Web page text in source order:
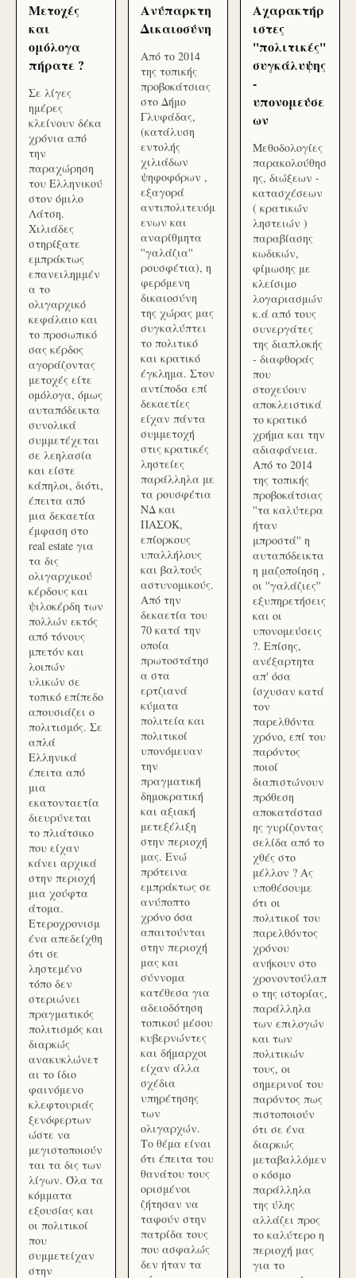
Μετοχές
και
ομόλογα
πήρατε ?
Σε λίγες
ημέρες
κλείνουν δέκα
χρόνια από
την
παραχώρηση
του Ελληνικού
στον όμιλο
Λάτση.
Χιλιάδες
στηρίξατε
εμπράκτως
επανειλημμέν
α το
ολιγαρχικό
κεφάλαιο και
το προσωπικό
σας κέρδος
αγοράζοντας
μετοχές είτε
ομόλογα, όμως
αυταπόδεικτα
συνολικά
συμμετέχεται
σε λεηλασία
και είστε
κάπηλοι, διότι,
έπειτα από
μια δεκαετία
έμφαση στο
real estate για
τα δις
ολιγαρχικού
κέρδους και
ψιλοκέρδη των
πολλών εκτός
από τόνους
μπετόν και
λοιπών
υλικών σε
τοπικό επίπεδο
απουσιάζει ο
πολιτισμός. Σε
απλά
Ελληνικά
έπειτα από
μια
εκατονταετία
διευρύνεται
το πλιάτσικο
που είχαν
κάνει αρχικά
στην περιοχή
μια χούφτα
άτομα.
Ετεροχρονισμ
ένα απεδείχθη
ότι σε
ληστεμένο
τόπο δεν
στεριώνει
πραγματικός
πολιτισμός και
διαρκώς
ανακυκλώνετ
αι το ίδιο
φαινόμενο
κλεφτουριάς
ξενόφερτων
ώστε να
μεγιστοποιούν
ται τα δις των
λίγων. Όλα τα
κόμματα
εξουσίας και
οι πολιτικοί
που
συμμετείχαν
στην
Ανύπαρκτη
Δικαιοσύνη
Από το 2014
της τοπικής
προβοκάτσιας
στο Δήμο
Γλυφάδας,
(κατάλυση
εντολής
χιλιάδων
ψηφοφόρων ,
εξαγορά
αντιπολιτευόμ
ενων και
αναρίθμητα
''γαλάζια''
ρουσφέτια), η
φερόμενη
δικαιοσύνη
της χώρας μας
συγκαλύπτει
το πολιτικό
και κρατικό
έγκλημα. Στον
αντίποδα επί
δεκαετίες
είχαν πάντα
συμμετοχή
στις κρατικές
ληστείες
παράλληλα με
τα ρουσφέτια
ΝΔ και
ΠΑΣΟΚ,
επίορκους
υπαλλήλους
και βαλτούς
αστυνομικούς.
Από την
δεκαετία του
70 κατά την
οποία
πρωτοστάτησ
α στα
ερτζιανά
κύματα
πολιτεία και
πολιτικοί
υπονόμευαν
την
πραγματική
δημοκρατική
και αξιακή
μετεξέλιξη
στην περιοχή
μας. Ενώ
πρότεινα
εμπράκτως σε
ανύποπτο
χρόνο όσα
απαιτούνται
στην περιοχή
μας και
σύννομα
κατέθεσα για
αδειοδότηση
τοπικού μέσου
κυβερνώντες
και δήμαρχοι
είχαν άλλα
σχέδια
υπηρέτησης
των
ολιγαρχών.
Το θέμα είναι
ότι έπειτα του
θανάτου τους
ορισμένοι
ζήτησαν να
ταφούν στην
πατρίδα τους
που ασφαλώς
δεν ήταν τα
Αχαρακτήρ
ιστες
''πολιτικές''
συγκάλυψης
-
υπονομεύσε
ων
Μεθοδολογίες
παρακολούθησ
ης, διώξεων -
κατασχέσεων
( κρατικών
ληστειών )
παραβίασης
κωδικών,
φίμωσης με
κλείσιμο
λογαριασμών
κ.ά από τους
συνεργάτες
της διαπλοκής
- διαφθοράς
που
στοχεύουν
αποκλειστικά
το κρατικό
χρήμα και την
αδιαφάνεια.
Από το 2014
της τοπικής
προβοκάτσιας
''τα καλύτερα
ήταν
μπροστά'' η
αυταπόδεικτα
η μαζοποίηση ,
οι ''γαλάζιες''
εξυπηρετήσεις
και οι
υπονομεύσεις
?. Επίσης,
ανέξαρτητα
απ' όσα
ίσχυσαν κατά
τον
παρελθόντα
χρόνο, επί του
παρόντος
ποιοί
διαπιστώνουν
πρόθεση
αποκατάστασ
ης γυρίζοντας
σελίδα από το
χθές στο
μέλλον ? Ας
υποθέσουμε
ότι οι
πολιτικοί του
παρελθόντος
χρόνου
ανήκουν στο
χρονοντούλαπ
ο της ιστορίας,
παράλληλα
των επιλογών
και των
πολιτικών
τους, οι
σημερινοί του
παρόντος πως
πιστοποιούν
ότι σε ένα
διαρκώς
μεταβαλλόμεν
ο κόσμο
παράλληλα
της ύλης
αλλάζει προς
το καλύτερο η
περιοχή μας
για το